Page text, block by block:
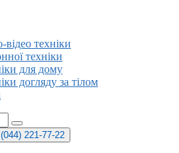
відео техніки
техніки
для дому
догляду за тілом
(044) 221-77-22